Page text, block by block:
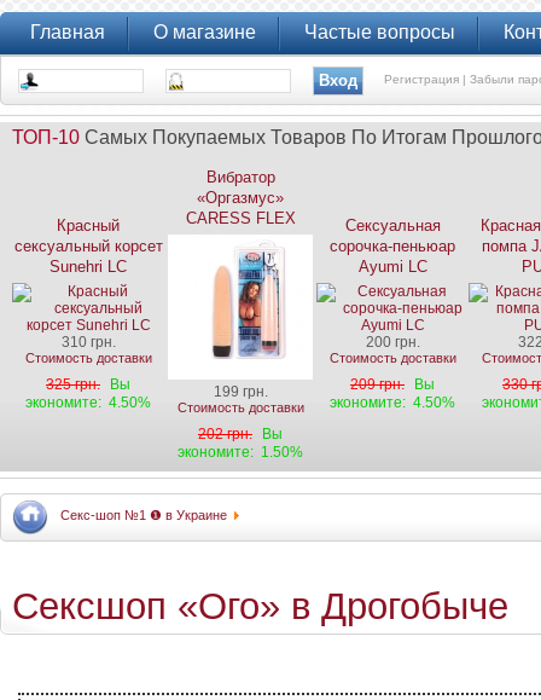
Главная О магазине Частые вопросы
Регистрация |Забыли
ТОП-10 Самых Покупаемых Товаров По Итогам
Красный
сексуальный корсет
Sunehri LC
310 грн.
Стоимость доставки
325 грн.
Вы
экономите: 4.50%
Вибратор
«Оргазмус»
CARESS FLEX
199 грн.
Стоимость доставки
202 грн.
Вы
экономите: 1.50%
Сексуальная
сорочка-пеньюар
Ayumi LC
200 грн.
Стоимость доставки
209 грн.
Вы
экономите: 4.50%
помпа
330
Секс-шоп №1 ❶ в Украине
Сексшоп «Ого» в Дрогобыче